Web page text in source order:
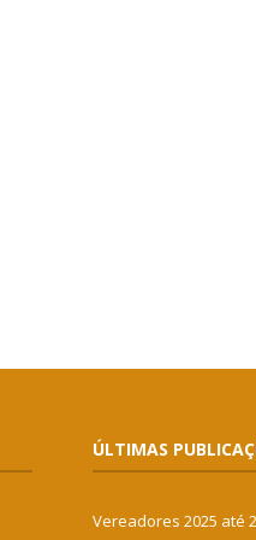
ÚLTIMAS
Vereadores 2025 até